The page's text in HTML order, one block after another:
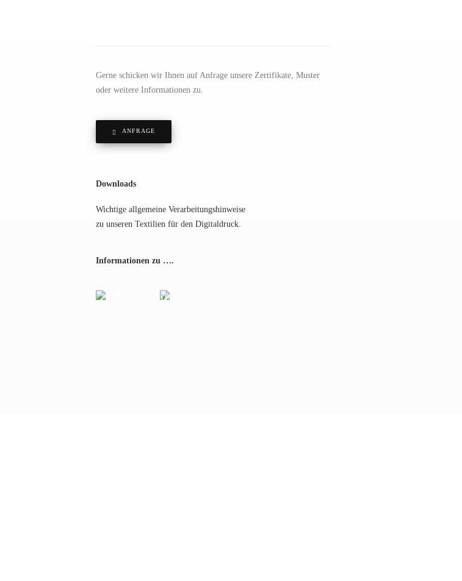
Gerne schicken wir Ihnen auf Anfrage unsere Zertifikate, Muster
oder weitere Informationen zu.
ANFRAGE
Downloads
Wichtige allgemeine Verarbeitungshinweise
zu unseren Textilien für den Digitaldruck.
Informationen zu ….